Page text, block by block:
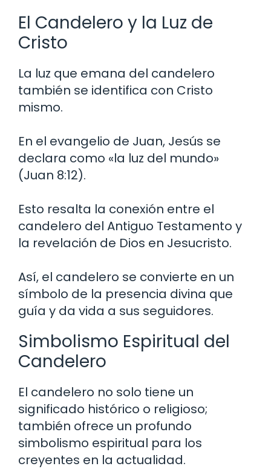
El Candelero y la Luz de
Cristo
La luz que emana del candelero
también se identifica con Cristo
mismo.
En el evangelio de Juan, Jesús se
declara como «la luz del mundo»
(Juan 8:12).
Esto resalta la conexión entre el
candelero del Antiguo Testamento y
la revelación de Dios en Jesucristo.
Así, el candelero se convierte en un
símbolo de la presencia divina que
guía y da vida a sus seguidores.
Simbolismo Espiritual del
Candelero
El candelero no solo tiene un
significado histórico o religioso;
también ofrece un profundo
simbolismo espiritual para los
creyentes en la actualidad.